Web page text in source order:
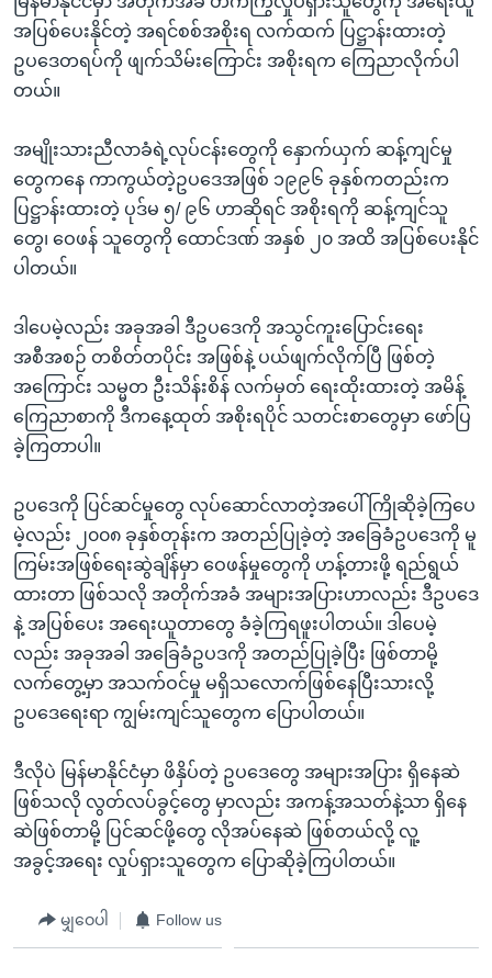
ကြည့်
ရှာဖွေ
ကျော်
ရန်
ဘာသာစကားများ
အပြစ်ပေးနိုင်တဲ့ အရင်စစ်အစိုးရ လက်ထက် ပြဋ္ဌာန်းထားတဲ့
ဥပဒေတရပ်ကို ဖျက်သိမ်းကြောင်း အစိုးရက ကြေညာလိုက်ပါ
တယ်။
အမျိုးသားညီလာခံရဲ့လုပ်ငန်းတွေကို နှောက်ယှက် ဆန့်ကျင်မှု
တွေကနေ ကာကွယ်တဲ့ဥပဒေအဖြစ် ၁၉၉၆ ခုနှစ်ကတည်းက
ပြဋ္ဌာန်းထားတဲ့ ပုဒ်မ ၅/ ၉၆ ဟာဆိုရင် အစိုးရကို ဆန့်ကျင်သူ
တွေ၊ ဝေဖန် သူတွေကို ထောင်ဒဏ် အနှစ် ၂၀ အထိ အပြစ်ပေးနိုင်
ပါတယ်။
ဒါပေမဲ့လည်း အခုအခါ ဒီဥပဒေကို အသွင်ကူးပြောင်းရေး
အစီအစဉ် တစိတ်တပိုင်း အဖြစ်နဲ့ ပယ်ဖျက်လိုက်ပြီ ဖြစ်တဲ့
အကြောင်း သမ္မတ ဦးသိန်းစိန် လက်မှတ် ရေးထိုးထားတဲ့ အမိန့်
ကြေညာစာကို ဒီကနေ့ထုတ် အစိုးရပိုင် သတင်းစာတွေမှာ ဖော်ပြ
ခဲ့ကြတာပါ။
ဥပဒေကို ပြင်ဆင်မှုတွေ လုပ်ဆောင်လာတဲ့အပေါ် ကြိုဆိုခဲ့ကြပေ
မဲ့လည်း ၂၀၀၈ ခုနှစ်တုန်းက အတည်ပြုခဲ့တဲ့ အခြေခံဥပဒေကို မူ
ကြမ်းအဖြစ်ရေးဆွဲချိန်မှာ ဝေဖန်မှုတွေကို ဟန့်တားဖို့ ရည်ရွယ်
ထားတာ ဖြစ်သလို အတိုက်အခံ အများအပြားဟာလည်း ဒီဥပဒေ
နဲ့ အပြစ်ပေး အရေးယူတာတွေ ခံခဲ့ကြရဖူးပါတယ်။ ဒါပေမဲ့
လည်း အခုအခါ အခြေခံဥပဒကို အတည်ပြုခဲ့ပြီး ဖြစ်တာမို့
လက်တွေ့မှာ အသက်ဝင်မှု မရှိသလောက်ဖြစ်နေပြီးသားလို့
ဥပဒေရေးရာ ကျွမ်းကျင်သူတွေက ပြောပါတယ်။
ဒီလိုပဲ မြန်မာနိုင်ငံမှာ ဖိနှိပ်တဲ့ ဥပဒေတွေ အများအပြား ရှိနေဆဲ
ဖြစ်သလို လွတ်လပ်ခွင့်တွေ မှာလည်း အကန့်အသတ်နဲ့သာ ရှိနေ
ဆဲဖြစ်တာမို့ ပြင်ဆင်ဖို့တွေ လိုအပ်နေဆဲ ဖြစ်တယ်လို့ လူ့
အခွင့်အရေး လှုပ်ရှားသူတွေက ပြောဆိုခဲ့ကြပါတယ်။
မျှဝေပါ Follow us